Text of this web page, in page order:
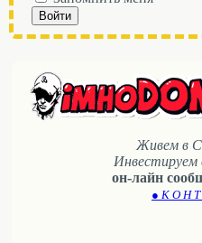
Войти
Живем в
Инвестируем
он-лайн
● К О Н